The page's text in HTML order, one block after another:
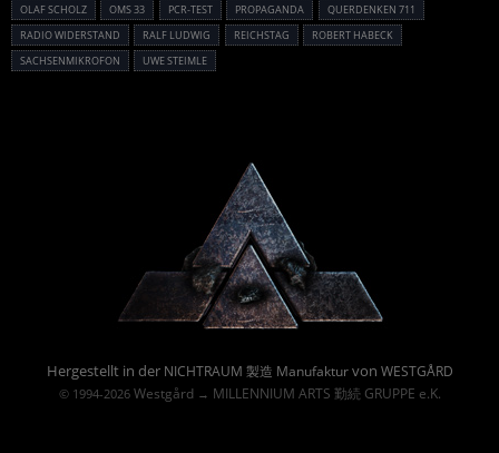
OLAF SCHOLZ
OMS 33 PCR-TEST PROPAGANDA
QUERDENKEN 711
RADIO WIDERSTAND
RALF LUDWIG REICHSTAG
ROBERT HABECK
SACHSENMIKROFON
UWE STEIMLE
Hergestellt in der NICHTRAUM 製造 Manufakturvon WESTGÅRD
© 1994-2026 Westgård→ MILLENNIUM ARTS 勤続 GRUPPE e.K.
Powered By :